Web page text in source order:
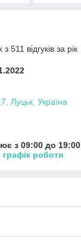
511 відгуків за рік
Луцьк, Україна
з 09:00 до 19:00
роботи